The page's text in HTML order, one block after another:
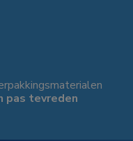
pas tevreden